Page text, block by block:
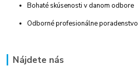
Bohaté skúsenosti v danom odbore
Odborné profesionálne poradenstvo
Nájdete nás